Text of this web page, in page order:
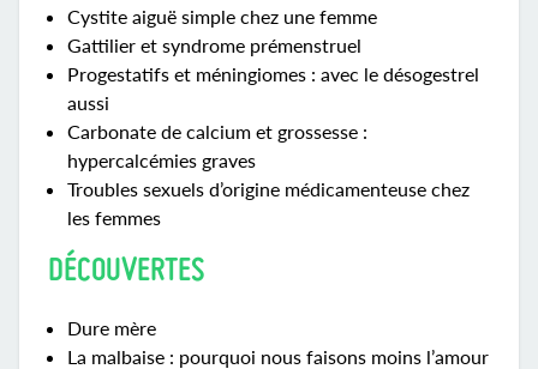
Cystite aiguë simple chez une femme
Gattilier et syndrome prémenstruel
Progestatifs et méningiomes : avec le désogestrel
aussi
Carbonate de calcium et grossesse :
hypercalcémies graves
Troubles sexuels d’origine médicamenteuse chez
les femmes
DÉCOUVERTES
Dure mère
La malbaise : pourquoi nous faisons moins l’amour